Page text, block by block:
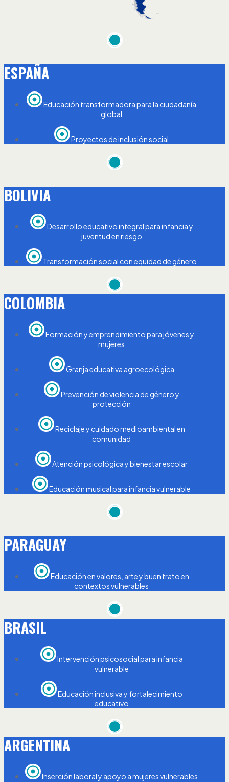
ESPAÑA
Educación transformadora para la ciudadanía
global
Proyectos de inclusión social
BOLIVIA
Desarrollo educativo integral para infancia y
juventud en riesgo
Transformación social con equidad de género
COLOMBIA
Formación y emprendimiento para jóvenes y
mujeres
Granja educativa agroecológica
Prevención de violencia de género y
protección
Reciclaje y cuidado medioambiental en
comunidad
Atención psicológica y bienestar escolar
Educación musical para infancia vulnerable
PARAGUAY
Educación en valores, arte y buen trato en
contextos vulnerables
BRASIL
Intervención psicosocial para infancia
vulnerable
Educación inclusiva y fortalecimiento
educativo
ARGENTINA
Inserción laboral y apoyo a mujeres vulnerables